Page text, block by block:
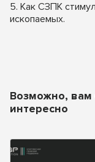
5. Как СЗПК
ископаемых.
Возможно, вам
интересно